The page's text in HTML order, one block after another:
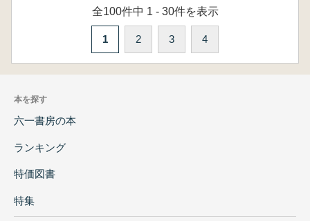
全100件中 1 - 30件を表示
1 2 3 4
本を探す
六一書房の本
ランキング
特価図書
特集